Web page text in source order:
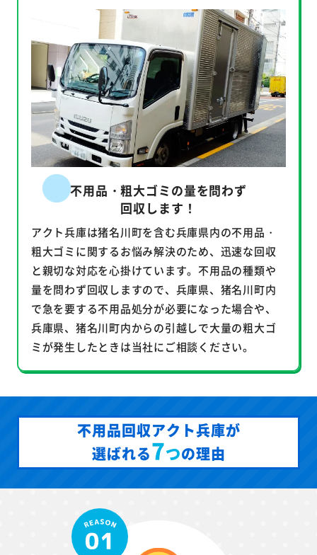
不用品・粗大ゴミの量を問わず
回収します！
アクト兵庫は猪名川町を含む兵庫県内の不用品・
粗大ゴミに関するお悩み解決のため、迅速な回収
と親切な対応を心掛けています。不用品の種類や
量を問わず回収しますので、兵庫県、猪名川町内
で急を要する不用品処分が必要になった場合や、
兵庫県、猪名川町内からの引越しで大量の粗大ゴ
ミが発生したときは当社にご相談ください。
不用品回収アクト兵庫が
選ばれる7つの理由